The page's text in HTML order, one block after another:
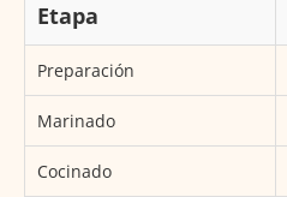
Etapa
Preparación
Marinado
Cocinado